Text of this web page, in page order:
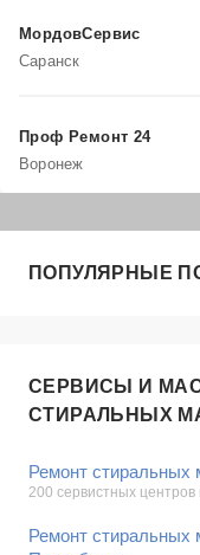
МордовСервис
Саранск
Проф Ремонт 24
Воронеж
ПОПУЛЯРНЫЕ
СЕРВИСЫ И
СТИРАЛЬНЫХ
Ремонт
200 сервистных
Ремонт стиральных